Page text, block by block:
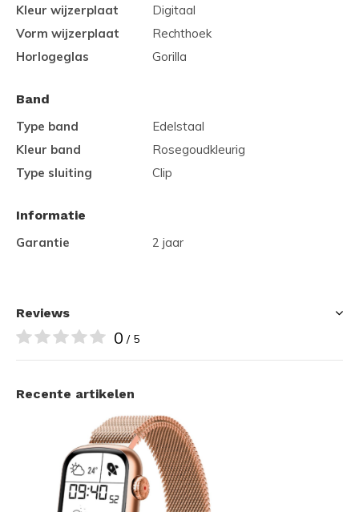
Kleur wijzerplaat
Digitaal
Vorm wijzerplaat
Rechthoek
Horlogeglas
Gorilla
Band
Type band
Edelstaal
Kleur band
Rosegoudkleurig
Type sluiting
Clip
Informatie
Garantie
2 jaar
Reviews
0 / 5
Recente artikelen